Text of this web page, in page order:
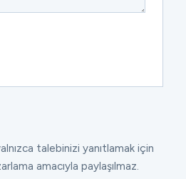
talebinizi yanıtlamak için
amacıyla paylaşılmaz.